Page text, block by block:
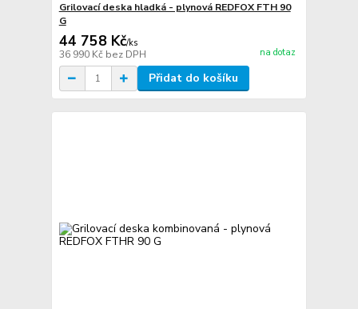
Grilovací deska hladká - plynová REDFOX FTH 90
G
44 758 Kč/ks
36 990 Kč bez DPH na dotaz
Přidat do košíku